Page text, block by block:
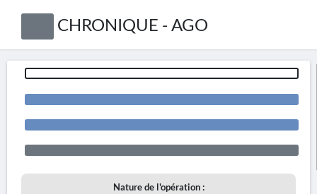
CHRONIQUE - AGO
Nature de l'opération :